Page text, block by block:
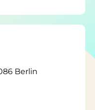
Berlin